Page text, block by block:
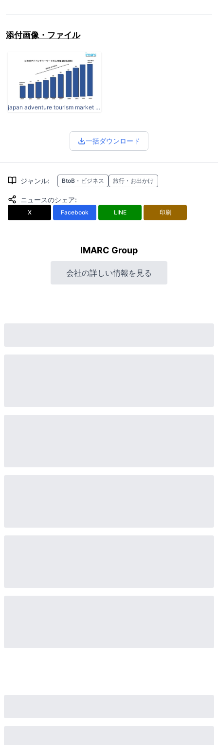
添付画像・ファイル
japan adventure tourism market 1.jpg
一括ダウンロード
ジャンル: BtoB・ビジネス 旅行・お出かけ
ニュースのシェア:
X Facebook LINE 印刷
IMARC Group
会社の詳しい情報を見る